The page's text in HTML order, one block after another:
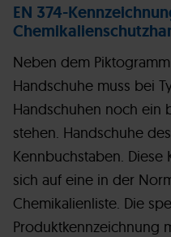
EN 374-
Neben dem
Handschuhe muss bei
Handschuhen noch ein
stehen. Handschuhe
Kennbuchstaben.
sich auf eine in der
Chemikalienliste. Die
Produktkennzeichnung